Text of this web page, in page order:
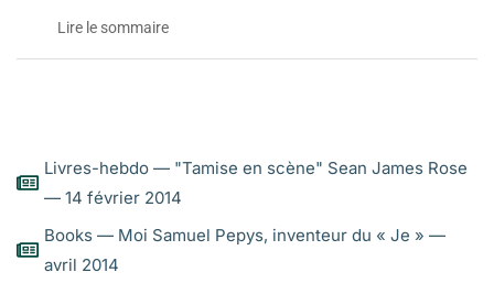
Lire le sommaire
LE SOMMAIRE
ARBRE GÉNÉALOGIQUE DE PEPYS
PLANS DE LONDRES ET DE HUNTINGDON
LISTE DES PRINCIPAUX PERSONNAGES
Livres-hebdo — "Tamise en scène" Sean James Rose
— 14 février 2014
Books — Moi Samuel Pepys, inventeur du « Je » —
avril 2014